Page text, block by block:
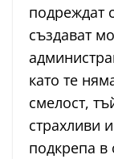
подреждат
създават
като те
смелост,
страхливи
подкрепа в